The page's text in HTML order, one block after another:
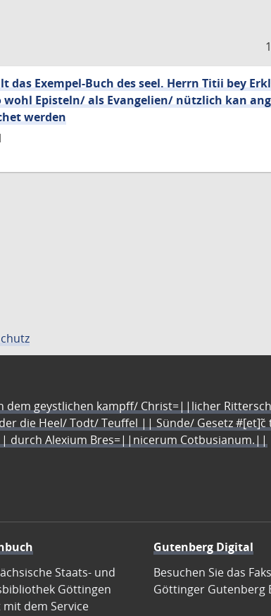
das Exempel-Buch des seel. Herrn Titii bey
wohl Episteln/ als Evangelien/ nützlich kan
werden
dem geystlichen kampff/ Christ=||licher
die Heel/ Todt/ Teuffel || Sünde/ Gesetz
durch Alexium Bres=||nicerum Cotbusianum.||
Staats- und
Göttingen
mit dem Service
Gutenberg Digital
Besuchen Sie das
Göttinger Gutenberg